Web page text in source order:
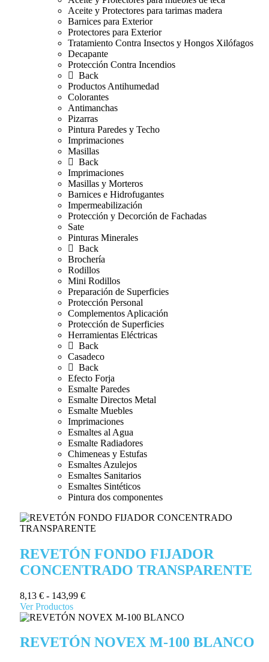
Aceite y Protectores para tarimas madera
Barnices para Exterior
Protectores para Exterior
Tratamiento Contra Insectos y Hongos Xilófagos
Decapante
Protección Contra Incendios
Back
Productos Antihumedad
Colorantes
Antimanchas
Pizarras
Pintura Paredes y Techo
Imprimaciones
Masillas
Back
Imprimaciones
Masillas y Morteros
Barnices e Hidrofugantes
Impermeabilización
Protección y Decorción de Fachadas
Sate
Pinturas Minerales
Back
Brochería
Rodillos
Mini Rodillos
Preparación de Superficies
Protección Personal
Complementos Aplicación
Protección de Superficies
Herramientas Eléctricas
Back
Casadeco
Back
Efecto Forja
Esmalte Paredes
Esmalte Directos Metal
Esmalte Muebles
Imprimaciones
Esmaltes al Agua
Esmalte Radiadores
Chimeneas y Estufas
Esmaltes Azulejos
Esmaltes Sanitarios
Esmaltes Sintéticos
Pintura dos componentes
REVETÓN FONDO FIJADOR
CONCENTRADO TRANSPARENTE
8,13 € - 143,99 €
Ver Productos
REVETÓN NOVEX M-100 BLANCO